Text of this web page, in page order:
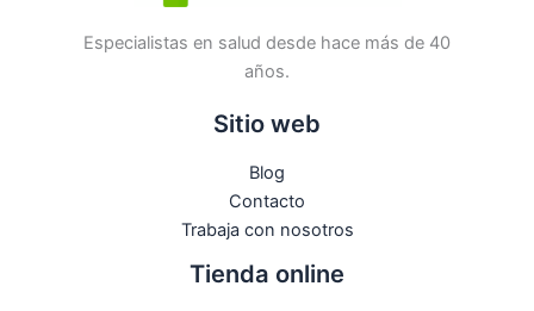
Especialistas en salud desde hace más de 40
años.
Sitio web
Blog
Contacto
Trabaja con nosotros
Tienda online